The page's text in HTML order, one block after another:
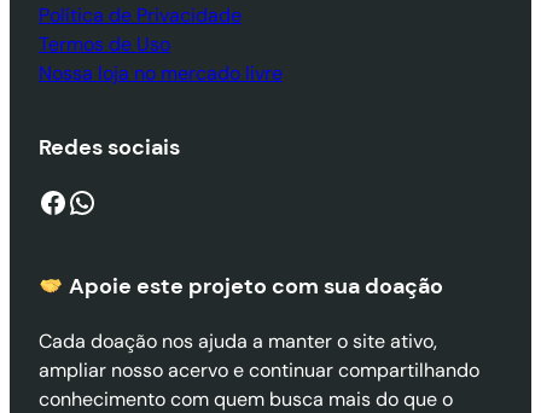
Política de Privacidade
Termos de Uso
Nossa loja no mercado livre
Redes sociais
Facebook WhatsApp
Apoie este projeto com sua doação
Cada doação nos ajuda a manter o site ativo,
ampliar nosso acervo e continuar compartilhando
conhecimento com quem busca mais do que o